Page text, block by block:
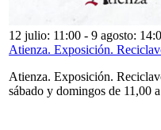
12 julio: 11:00 - 9 agosto:
Atienza. Exposición.
Atienza. Exposición.
sábado y domingos de 11,00